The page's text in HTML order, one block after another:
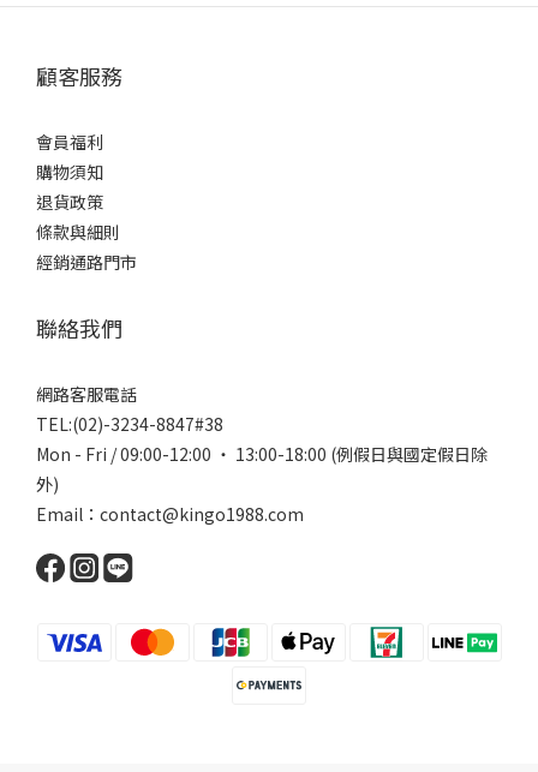
顧客服務
會員福利
購物須知
退貨政策
條款與細則
經銷通路門市
聯絡我們
網路客服電話
TEL:(02)-3234-8847#38
Mon - Fri / 09:00-12:00 ‧ 13:00-18:00 (例假日與國定假日除
外)
Email：contact@kingo1988.com